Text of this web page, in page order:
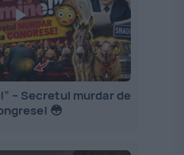
– Secretul murdar de
😳